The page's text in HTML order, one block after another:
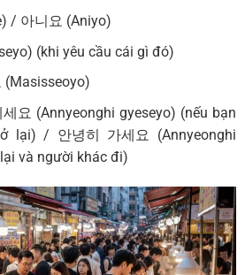
/ 아니요 (Aniyo)
(khi yêu cầu cái gì đó)
(Masisseoyo)
요 (Annyeonghi gyeseyo) (nếu bạn
lại) / 안녕히 가세요 (Annyeonghi
và người khác đi)